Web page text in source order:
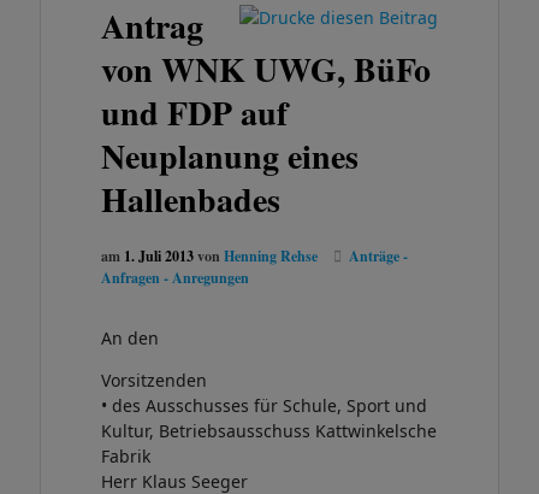
Antrag
von WNK UWG, BüFo
und FDP auf
Neuplanung eines
Hallenbades
am 1. Juli 2013von Henning Rehse
Anträge -
Anfragen - Anregungen
An den
Vorsitzenden
• des Ausschusses für Schule, Sport und
Kultur, Betriebsausschuss Kattwinkelsche
Fabrik
Herr Klaus Seeger